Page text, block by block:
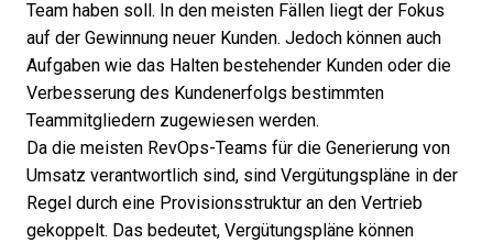
Team haben soll. In den meisten Fällen liegt der Fokus
auf der Gewinnung neuer Kunden. Jedoch können auch
Aufgaben wie das Halten bestehender Kunden oder die
Verbesserung des Kundenerfolgs bestimmten
Teammitgliedern zugewiesen werden.
Da die meisten RevOps-Teams für die Generierung von
Umsatz verantwortlich sind, sind Vergütungspläne in der
Regel durch eine Provisionsstruktur an den Vertrieb
gekoppelt. Das bedeutet, Vergütungspläne können